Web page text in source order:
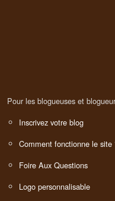
Pour les blogueuses et
Inscrivez votre blog
Comment fonctionne le site
Foire Aux Questions
Logo personnalisable